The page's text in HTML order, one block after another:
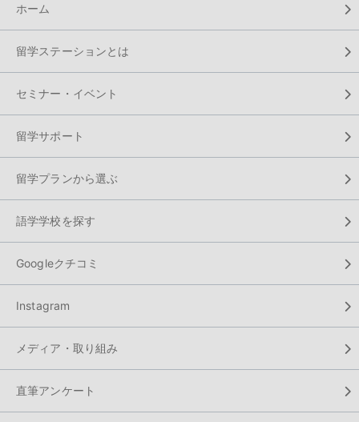
ホーム
留学ステーションとは
セミナー・イベント
留学サポート
留学プランから選ぶ
語学学校を探す
Googleクチコミ
Instagram
メディア・取り組み
直筆アンケート